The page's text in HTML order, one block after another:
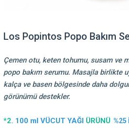
Los Popintos Popo Bakım
Çemen otu, keten tohumu, susam ve
popo bakım serumu. Masajla birlikte
kalça ve basen bölgesinde daha
görünümü destekler.
*2. 100 ml VÜCUT YAĞI ÜRÜNÜ %25